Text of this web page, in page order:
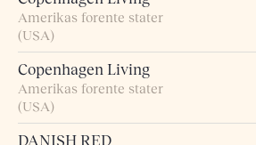
Amerikas forente stater
(USA)
Copenhagen Living
Amerikas forente stater
(USA)
DANISH RED